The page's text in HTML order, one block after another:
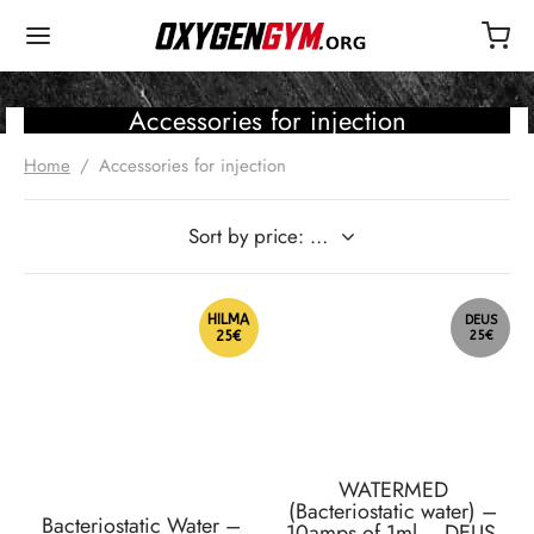
Accessories for injection
Home / Accessories for injection
HILMA
25€
Bacteriostatic Water –
DEUS
25€
WATERMED
(Bacteriostatic water) –